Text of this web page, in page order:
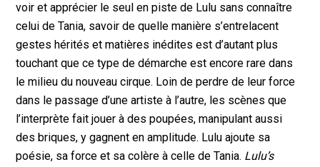
voir et apprécier le seul en piste de Lulu sans connaître
celui de Tania, savoir de quelle manière s’entrelacent
gestes hérités et matières inédites est d’autant plus
touchant que ce type de démarche est encore rare dans
le milieu du nouveau cirque. Loin de perdre de leur force
dans le passage d’une artiste à l’autre, les scènes que
l’interprète fait jouer à des poupées, manipulant aussi
des briques, y gagnent en amplitude. Lulu ajoute sa
poésie, sa force et sa colère à celle de Tania. Lulu’s